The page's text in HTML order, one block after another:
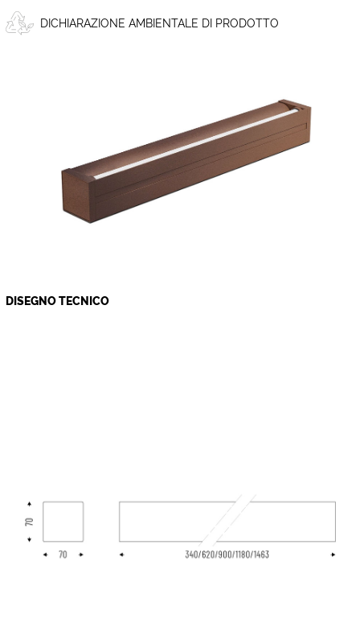
DICHIARAZIONE AMBIENTALE DI PRODOTTO
DISEGNO TECNICO